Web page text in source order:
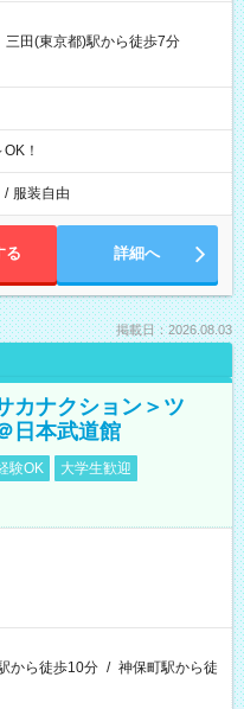
三田(東京都)駅から徒歩7分
！
/ 服装自由
る 詳細へ
掲載日：2026.08.03
カナクション＞ツ
日本武道館
験OK
大学生歓迎
から徒歩10分 / 神保町駅から徒